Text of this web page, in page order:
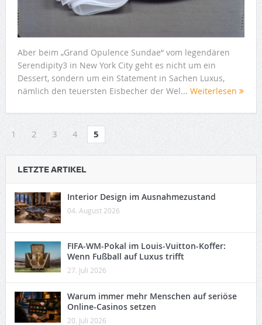
Aber beim „Grand Opulence Sundae“ vom legendären
Serendipity3 in New York City geht es nicht um ein
Dessert, sondern um ein Statement in Sachen Luxus,
nämlich den teuersten Eisbecher der Wel... Weiterlesen
1 2 3 4 5
LETZTE ARTIKEL
Interior Design im Ausnahmezustand
04. August 2026
FIFA-WM-Pokal im Louis-Vuitton-Koffer:
Wenn Fußball auf Luxus trifft
27. Juli 2026
Warum immer mehr Menschen auf seriöse
Online-Casinos setzen
20. Juli 2026